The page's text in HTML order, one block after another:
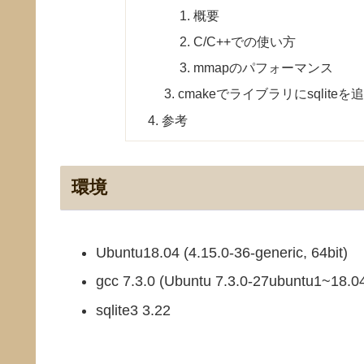
概要
C/C++での使い方
mmapのパフォーマンス
cmakeでライブラリにsqliteを
参考
環境
Ubuntu18.04 (4.15.0-36-generic, 64bit)
gcc 7.3.0 (Ubuntu 7.3.0-
sqlite3 3.22